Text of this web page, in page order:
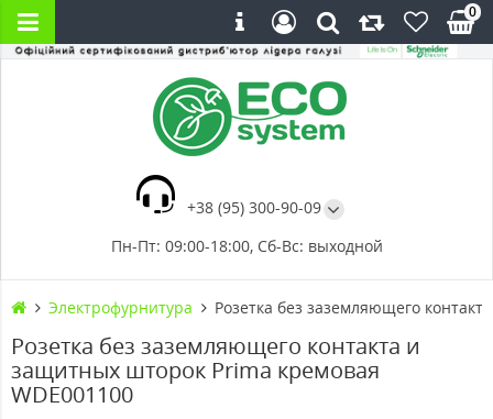
+38 (95) 300-90-09
Пн-Пт: 09:00-18:00, Сб-Вс: выходной
0
Электрофурнитура Розетка без заземляющего
Розетка без заземляющего контакта и
защитных шторок Prima кремовая
WDE001100